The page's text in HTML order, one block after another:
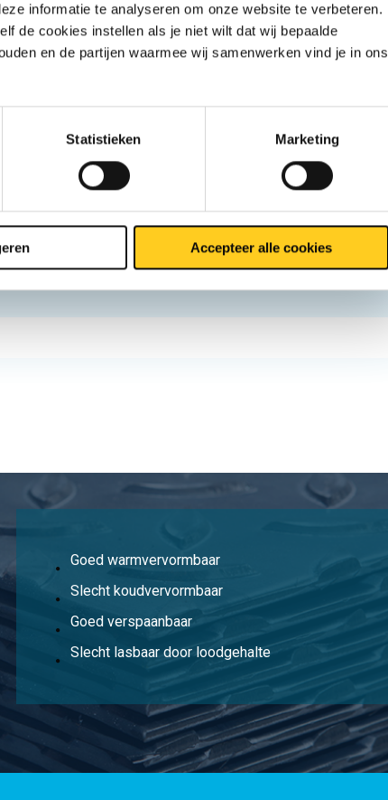
informatie te analyseren om onze website te verbeteren.
de cookies instellen als je niet wilt dat wij bepaalde
en de partijen waarmee wij samenwerken vind je in ons
Statistieken Marketing
Accepteer alle cookies
Goed warmvervormbaar
Slecht koudvervormbaar
Goed verspaanbaar
Slecht lasbaar door loodgehalte